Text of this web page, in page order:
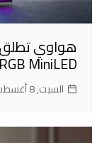
هواوي تطلق
RGB MiniLED
السبت, 8 أغسطس 2026, 12:53